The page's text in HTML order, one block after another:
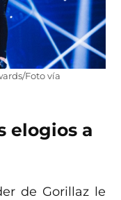
Foto vía
elogios a
de Gorillaz le